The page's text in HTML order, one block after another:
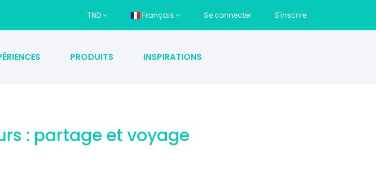
TND Français Se connecter S'inscrire
PRODUITS INSPIRATIONS
: partage et voyage